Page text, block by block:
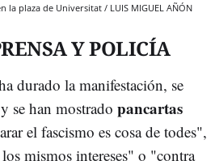
plaza de Universitat / LUIS MIGUEL AÑÓN
Y POLICÍA
durado la manifestación, se
y se han mostrado pancartas
el fascismo es cosa de todes",
mismos intereses" o "contra